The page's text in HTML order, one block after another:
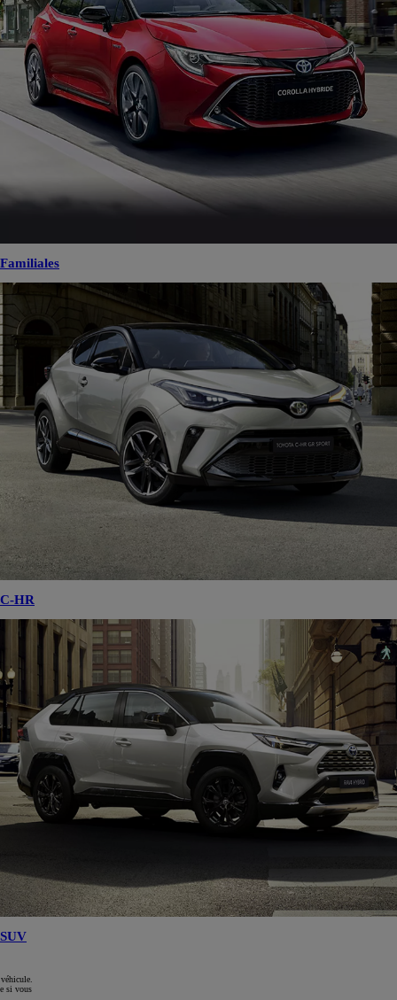
Familiales
C-HR
SUV
si vous